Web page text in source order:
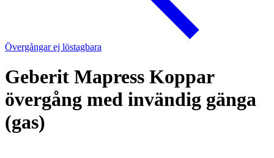
Övergångar ej löstagbara
Geberit Mapress Koppar
övergång med invändig gänga
(gas)